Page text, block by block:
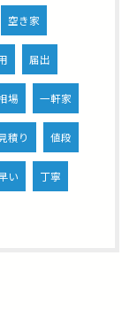
空き家
届出
場 一軒家
見積り 値段
い 丁寧